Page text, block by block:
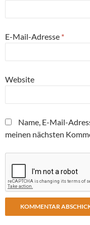
E-Mail-Adresse *
Website
Name, E-Mail-
meinen nächsten